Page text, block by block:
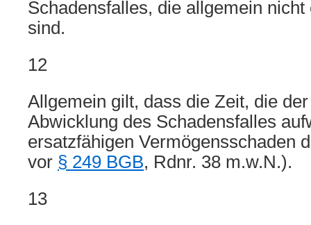
Schadensfalles, die allgemein
sind.
12
Allgemein gilt, dass die Zeit, die
Abwicklung des Schadensfalles
ersatzfähigen Vermögensschaden
vor § 249 BGB, Rdnr. 38 m.w.N.).
13